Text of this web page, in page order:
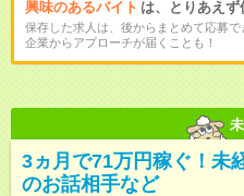
興味のあるバイト は、とりあえず
保存した求人は、後からまとめて応募で
企業からアプローチが届くことも！
3ヵ月で71万円稼ぐ！未
のお話相手など